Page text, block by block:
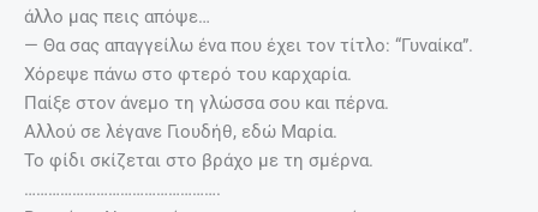
άλλο μας πεις απόψε…
— Θα σας απαγγείλω ένα που έχει τον τίτλο: “Γυναίκα”.
Χόρεψε πάνω στο φτερό του καρχαρία.
Παίξε στον άνεμο τη γλώσσα σου και πέρνα.
Αλλού σε λέγανε Γιουδήθ, εδώ Μαρία.
Το φίδι σκίζεται στο βράχο με τη σμέρνα.
………………………………………….